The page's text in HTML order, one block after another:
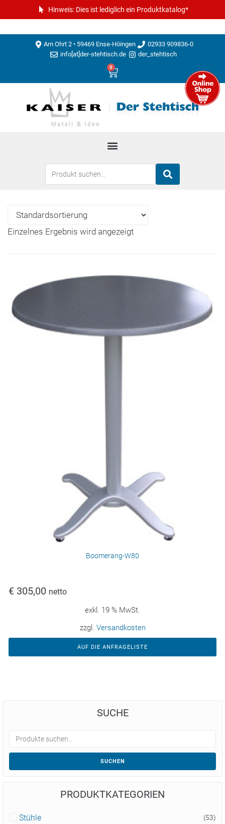
Hinweis: Dies ist lediglich ein Produktkatalog*
Am Ohrt 2 • 59469 Ense-Höingen
02933 909836-0
info[at]der-stehtisch.de
der_stehtisch
0
Einzelnes Ergebnis wird angezeigt
Boomerang-W80
€ 305,00 netto
exkl. 19 % MwSt.
zzgl. Versandkosten
AUF DIE ANFRAGELISTE
SUCHE
SUCHEN
PRODUKTKATEGORIEN
Stühle (53)